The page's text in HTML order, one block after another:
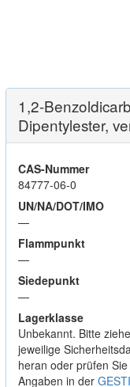
1,2-
Dipentylester,
CAS-Nummer
84777-06-0
UN/NA/DOT/IMO
—
Flammpunkt
—
Siedepunkt
—
Lagerklasse
Unbekannt. Bitte
jeweilige
heran oder prüfen
Angaben in der